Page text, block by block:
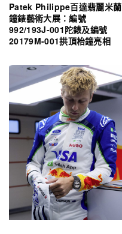
Patek Philippe百達翡麗米蘭
鐘錶藝術大展：編號
992/193J-001陀錶及編號
20179M-001拱頂枱鐘亮相